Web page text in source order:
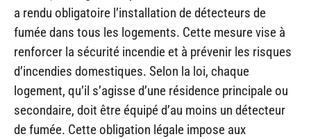
a rendu obligatoire l’installation de détecteurs de
fumée dans tous les logements. Cette mesure vise à
renforcer la sécurité incendie et à prévenir les risques
d’incendies domestiques. Selon la loi, chaque
logement, qu’il s’agisse d’une résidence principale ou
secondaire, doit être équipé d’au moins un détecteur
de fumée. Cette obligation légale impose aux